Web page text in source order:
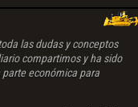
las dudas y conceptos
compartimos y ha sido
económica para